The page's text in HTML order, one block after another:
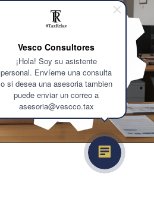
Vesco Consultores
¡Hola! Soy su asistente
personal. Envíeme una consulta
o si desea una asesoria tambien
puede enviar un correo a
asesoria@vescco.tax